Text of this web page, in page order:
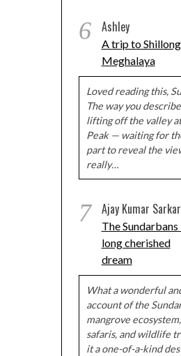
6 Ashley
A trip to
Meghalaya
Loved reading this,
The way you
lifting off the valley
Peak — waiting for
part to reveal the
really…
7 Ajay Kumar Sarkar
The Sundarbans
long cherished
dream
What a wonderful
account of the
mangrove
safaris, and wildlife
it a one-of-a-kind